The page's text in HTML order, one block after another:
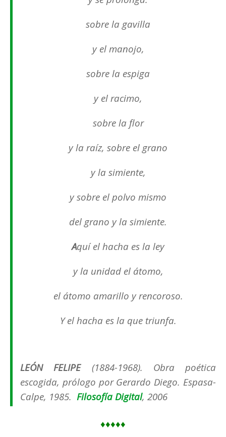
sobre la gavilla
y el manojo,
sobre la espiga
y el racimo,
sobre la flor
y la raíz, sobre el grano
y la simiente,
y sobre el polvo mismo
del grano y la simiente.
Aquí el hacha es la ley
y la unidad el átomo,
el átomo amarillo y rencoroso.
Y el hacha es la que triunfa.
LEÓN FELIPE(1884-1968). Obra poética
escogida, prólogo por Gerardo Diego. Espasa-
Calpe, 1985. Filosofía Digital, 2006
♦♦♦♦♦